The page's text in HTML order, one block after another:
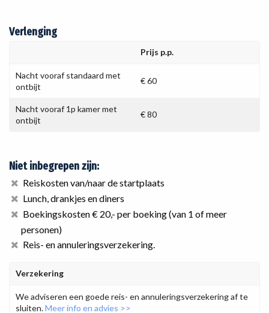
Verlenging
Prijs p.p.
Nacht vooraf standaard met
ontbijt
€ 60
Nacht vooraf 1p kamer met
ontbijt
€ 80
Niet inbegrepen zijn:
Reiskosten van/naar de startplaats
Lunch, drankjes en diners
Boekingskosten € 20,- per boeking (van 1 of meer
personen)
Reis- en annuleringsverzekering.
Verzekering
We adviseren een goede reis- en annuleringsverzekering af te
sluiten.Meer info en advies >>